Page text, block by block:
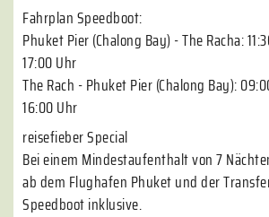
Fahrplan Speedboot:
Phuket Pier (Chalong Bay) - The Racha:
17:00 Uhr
The Rach - Phuket Pier (Chalong Bay):
16:00 Uhr
reisefieber Special
Bei einem Mindestaufenthalt von 7
ab dem Flughafen Phuket und der
Speedboot inklusive.